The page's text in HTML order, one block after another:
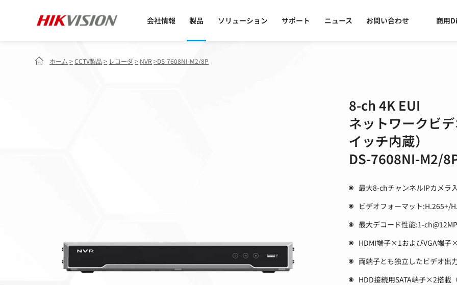
会社情報 製品 ソリューション サポート ニュース お問い合わせ 商用
ホーム >CCTV製品 > レコーダ> NVR >DS-7608NI-M2/8P
8-ch 4K EUI
ネットワークビ
イッチ内蔵）
DS-7608NI-M2/
最大8-chチャンネルIPカメラ
ビデオフォーマット:H.265+/
最大デコード性能:1-
HDMI端子×1およびVGA端子
両端子とも独立したビデオ出
HDD接続用SATA端子×2搭載